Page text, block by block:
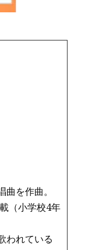
を作曲。
（小学校4年
われている